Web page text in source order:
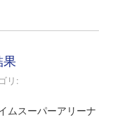
リ:
ムスーパーアリーナ